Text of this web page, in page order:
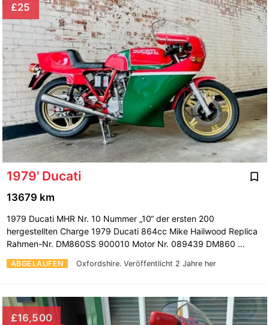
£25
1979' Ducati
ABGELAUFEN Oxfordshire. Veröffentlicht 2 Jahre her
13679 km
1979 Ducati MHR Nr. 10 Nummer „10“ der ersten 200
hergestellten Charge 1979 Ducati 864cc Mike Hailwood Replica
Rahmen-Nr. DM860SS 900010 Motor Nr. 089439 DM860 …
£16,500